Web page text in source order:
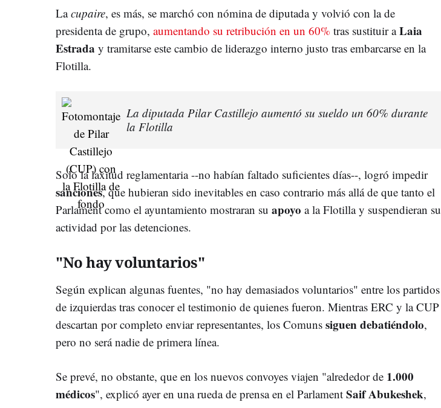
Lacupaire, es más, se marchó con nómina de diputada y volvió con la de
presidenta de grupo, aumentando su retribución en un 60% tras sustituir aLaia
Estrada y tramitarse este cambio de liderazgo interno justo tras embarcarse en la
Flotilla.
La diputada Pilar Castillejo aumentó su sueldo un 60% durante
la Flotilla
Solo la laxitud reglamentaria --no habían faltado suficientes días--, logró impedir
sanciones, que hubieran sido inevitables en caso contrario más allá de que tanto el
Parlament como el ayuntamiento mostraran su apoyo a la Flotilla y suspendieran su
actividad por las detenciones.
"No hay voluntarios"
Según explican algunas fuentes, "no hay demasiados voluntarios" entre los partidos
de izquierdas tras conocer el testimonio de quienes fueron. Mientras ERC y la CUP
descartan por completo enviar representantes, los Comuns siguen debatiéndolo,
pero no será nadie de primera línea.
Se prevé, no obstante, que en los nuevos convoyes viajen "alrededor de 1.000
médicos", explicó ayer en una rueda de prensa en el Parlament Saif Abukeshek,